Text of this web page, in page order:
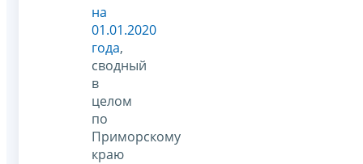
на
01.01.2020
года,
сводный
в
целом
по
Приморскому
краю